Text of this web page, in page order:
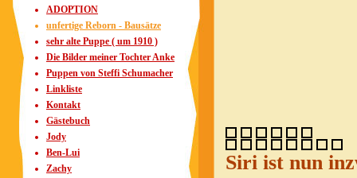
ADOPTION
unfertige Reborn - Bausätze
sehr alte Puppe ( um 1910 )
Die Bilder meiner Tochter Anke
Puppen von Steffi Schumacher
Linkliste
Kontakt
Gästebuch
Jody
Ben-Lui
Zachy
Siri ist nun